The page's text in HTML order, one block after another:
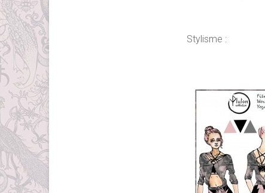
Stylisme :